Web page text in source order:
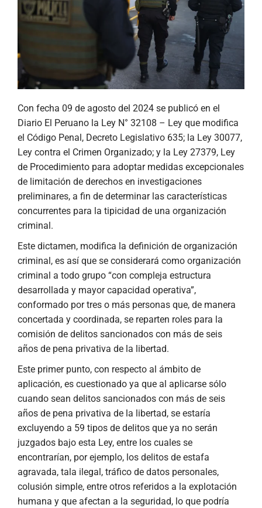
Con fecha 09 de agosto del 2024 se publicó en el
Diario El Peruano la Ley N° 32108 – Ley que modifica
el Código Penal, Decreto Legislativo 635; la Ley 30077,
Ley contra el Crimen Organizado; y la Ley 27379, Ley
de Procedimiento para adoptar medidas excepcionales
de limitación de derechos en investigaciones
preliminares, a fin de determinar las características
concurrentes para la tipicidad de una organización
criminal.
Este dictamen, modifica la definición de organización
criminal, es así que se considerará como organización
criminal a todo grupo “con compleja estructura
desarrollada y mayor capacidad operativa”,
conformado por tres o más personas que, de manera
concertada y coordinada, se reparten roles para la
comisión de delitos sancionados con más de seis
años de pena privativa de la libertad.
Este primer punto, con respecto al ámbito de
aplicación, es cuestionado ya que al aplicarse sólo
cuando sean delitos sancionados con más de seis
años de pena privativa de la libertad, se estaría
excluyendo a 59 tipos de delitos que ya no serán
juzgados bajo esta Ley, entre los cuales se
encontrarían, por ejemplo, los delitos de estafa
agravada, tala ilegal, tráfico de datos personales,
colusión simple, entre otros referidos a la explotación
humana y que afectan a la seguridad, lo que podría